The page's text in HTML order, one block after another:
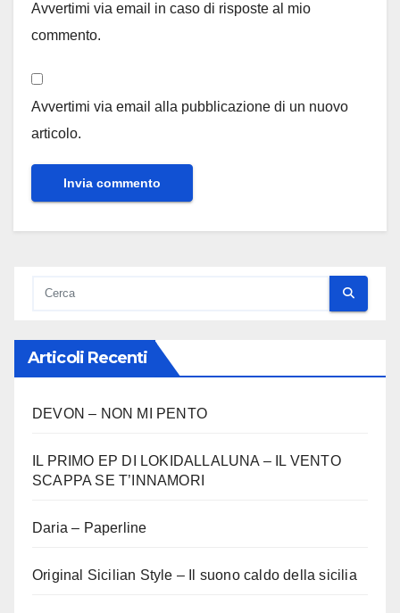
Avvertimi via email in caso di risposte al mio
commento.
Avvertimi via email alla pubblicazione di un nuovo
articolo.
Articoli Recenti
DEVON – NON MI PENTO
IL PRIMO EP DI LOKIDALLALUNA – IL VENTO
SCAPPA SE T’INNAMORI
Daria – Paperline
Original Sicilian Style – Il suono caldo della sicilia